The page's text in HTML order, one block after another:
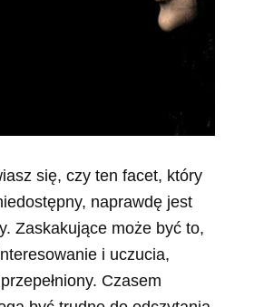
się, czy ten facet, który
naprawdę jest
Zaskakujące może być to,
i uczucia,
Czasem